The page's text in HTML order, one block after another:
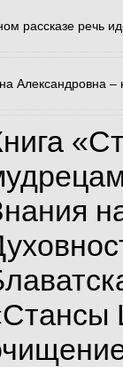
рассказе речь
Александровна –